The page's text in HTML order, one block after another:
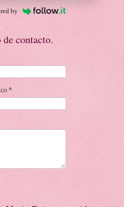
by
contacto.
*